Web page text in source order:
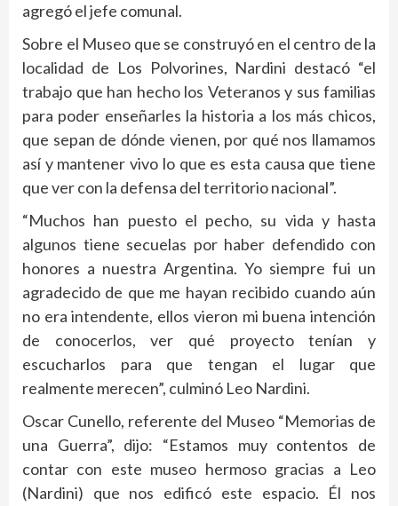
agregó el jefe comunal.
Sobre el Museo que se construyó en el centro de la
localidad de Los Polvorines, Nardini destacó “el
trabajo que han hecho los Veteranos y sus familias
para poder enseñarles la historia a los más chicos,
que sepan de dónde vienen, por qué nos llamamos
así y mantener vivo lo que es esta causa que tiene
que ver con la defensa del territorio nacional”.
“Muchos han puesto el pecho, su vida y hasta
algunos tiene secuelas por haber defendido con
honores a nuestra Argentina. Yo siempre fui un
agradecido de que me hayan recibido cuando aún
no era intendente, ellos vieron mi buena intención
de conocerlos, ver qué proyecto tenían y
escucharlos para que tengan el lugar que
realmente merecen”, culminó Leo Nardini.
Oscar Cunello, referente del Museo “Memorias de
una Guerra”, dijo: “Estamos muy contentos de
contar con este museo hermoso gracias a Leo
(Nardini) que nos edificó este espacio. Él nos